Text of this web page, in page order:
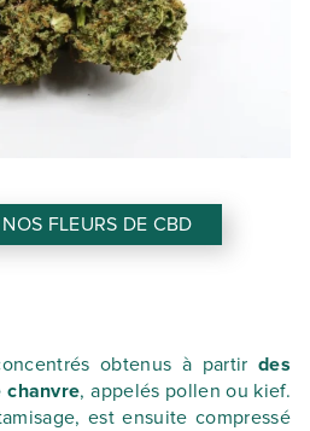
FLEURS DE CBD
obtenus à partirdes
chanvre, appelés pollen ou kief.
est ensuite compressé